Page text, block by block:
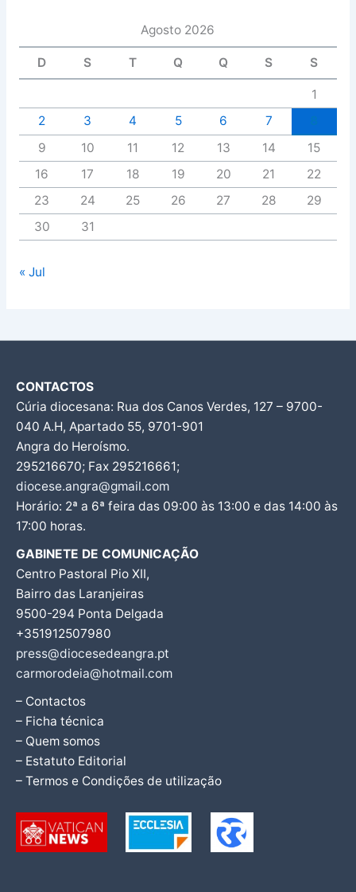
Agosto 2026
D S T Q Q S S
1
2
3 4 5 6 7
9
10 11 12 13 14
15
16
17 18 19 20 21
22
23
24 25 26 27 28
29
30
31
« Jul
CONTACTOS
Cúria diocesana: Rua dos Canos Verdes, 127 – 9700-
040 A.H, Apartado 55, 9701-901
Angra do Heroísmo.
295216670; Fax 295216661;
diocese.angra@gmail.com
Horário: 2ª a 6ª feira das 09:00 às 13:00 e das 14:00 às
17:00 horas.
GABINETE DE COMUNICAÇÃO
Centro Pastoral Pio XII,
Bairro das Laranjeiras
9500-294 Ponta Delgada
+351912507980
press@diocesedeangra.pt
carmorodeia@hotmail.com
– Contactos
– Ficha técnica
– Quem somos
– Estatuto Editorial
– Termos e Condições de utilização